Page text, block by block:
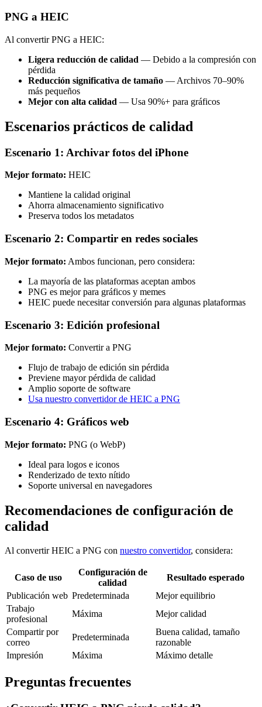
PNG a HEIC
Al convertir PNG a HEIC:
Ligera reducción de calidad — Debido a la compresión con
pérdida
Reducción significativa de tamaño — Archivos 70–90%
más pequeños
Mejor con alta calidad — Usa 90%+ para gráficos
Escenarios prácticos de calidad
Escenario 1: Archivar fotos del iPhone
Mejor formato: HEIC
Mantiene la calidad original
Ahorra almacenamiento significativo
Preserva todos los metadatos
Escenario 2: Compartir en redes sociales
Mejor formato: Ambos funcionan, pero considera:
La mayoría de las plataformas aceptan ambos
PNG es mejor para gráficos y memes
HEIC puede necesitar conversión para algunas plataformas
Escenario 3: Edición profesional
Mejor formato: Convertir a PNG
Flujo de trabajo de edición sin pérdida
Previene mayor pérdida de calidad
Amplio soporte de software
Usa nuestro convertidor de HEIC a PNG
Escenario 4: Gráficos web
Mejor formato: PNG (o WebP)
Ideal para logos e iconos
Renderizado de texto nítido
Soporte universal en navegadores
Recomendaciones de configuración de
calidad
Al convertir HEIC a PNG con nuestro convertidor, considera:
Caso de uso
Configuración de
calidad
Resultado esperado
Publicación web Predeterminada
Mejor equilibrio
Trabajo
profesional
Máxima
Mejor calidad
Compartir por
correo
Predeterminada
Buena calidad, tamaño
razonable
Impresión
Máxima Máximo detalle
Preguntas frecuentes